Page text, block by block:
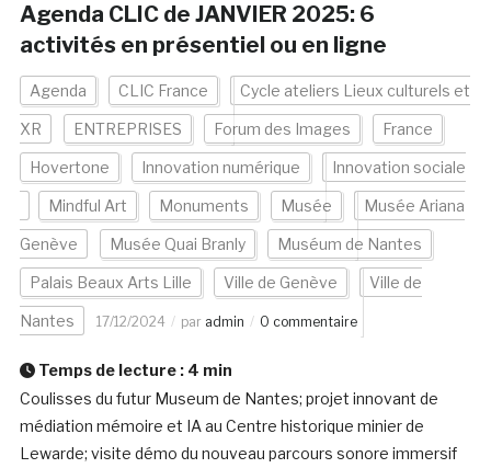
Agenda CLIC de JANVIER 2025: 6
activités en présentiel ou en ligne
Agenda CLIC France Cycle ateliers Lieux culturels et
XR ENTREPRISES Forum des Images France
Hovertone Innovation numérique Innovation sociale
Mindful Art Monuments Musée Musée Ariana
Genève Musée Quai Branly Muséum de Nantes
Palais Beaux Arts Lille Ville de Genève Ville de
Nantes 17/12/2024 par admin 0 commentaire
Temps de lecture : 4 min
Coulisses du futur Museum de Nantes; projet innovant de
médiation mémoire et IA au Centre historique minier de
Lewarde; visite démo du nouveau parcours sonore immersif